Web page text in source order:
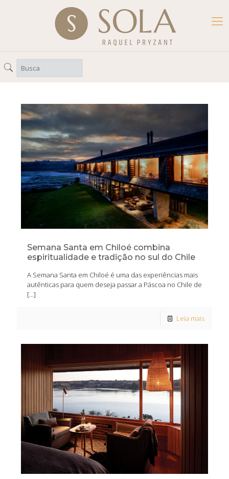
Semana Santa em Chiloé combina
espiritualidade e tradição no sul do Chile
A Semana Santa em Chiloé é uma das experiências mais
autênticas para quem deseja passar a Páscoa no Chile de
[…]
Leia mais